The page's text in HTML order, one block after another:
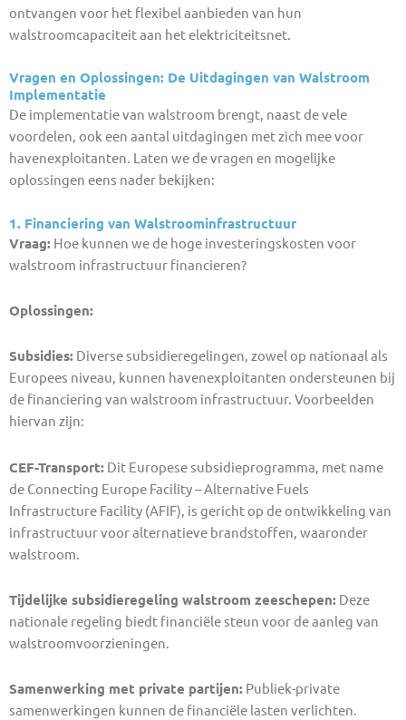
ontvangen voor het flexibel aanbieden van hun
walstroomcapaciteit aan het elektriciteitsnet.
Vragen en Oplossingen: De Uitdagingen van Walstroom
Implementatie
De implementatie van walstroom brengt, naast de vele
voordelen, ook een aantal uitdagingen met zich mee voor
havenexploitanten. Laten we de vragen en mogelijke
oplossingen eens nader bekijken:
1. Financiering van Walstroominfrastructuur
Vraag: Hoe kunnen we de hoge investeringskosten voor
walstroom infrastructuur financieren?
Oplossingen:
Subsidies: Diverse subsidieregelingen, zowel op nationaal als
Europees niveau, kunnen havenexploitanten ondersteunen bij
de financiering van walstroom infrastructuur. Voorbeelden
hiervan zijn:
CEF-Transport: Dit Europese subsidieprogramma, met name
de Connecting Europe Facility – Alternative Fuels
Infrastructure Facility (AFIF), is gericht op de ontwikkeling van
infrastructuur voor alternatieve brandstoffen, waaronder
walstroom.
Tijdelijke subsidieregeling walstroom zeeschepen: Deze
nationale regeling biedt financiële steun voor de aanleg van
walstroomvoorzieningen.
Samenwerking met private partijen: Publiek-private
samenwerkingen kunnen de financiële lasten verlichten.